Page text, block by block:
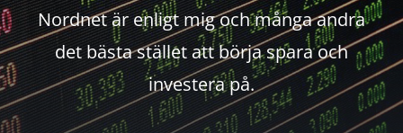
Nordnet är enligt mig och många andra
det bästa stället att börja spara och
investera på.